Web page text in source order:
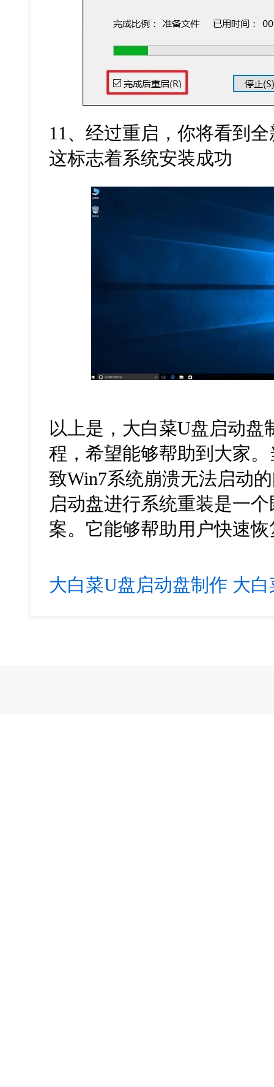
11 、经过重启，你将看到全
这标志着系统安装成功
以上是，大白菜U盘启动盘
程，希望能够帮助到大家
致Win7系统崩溃无法启动
启动盘进行系统重装是一
案。它能够帮助用户快速
大白菜U盘启动盘制作 大